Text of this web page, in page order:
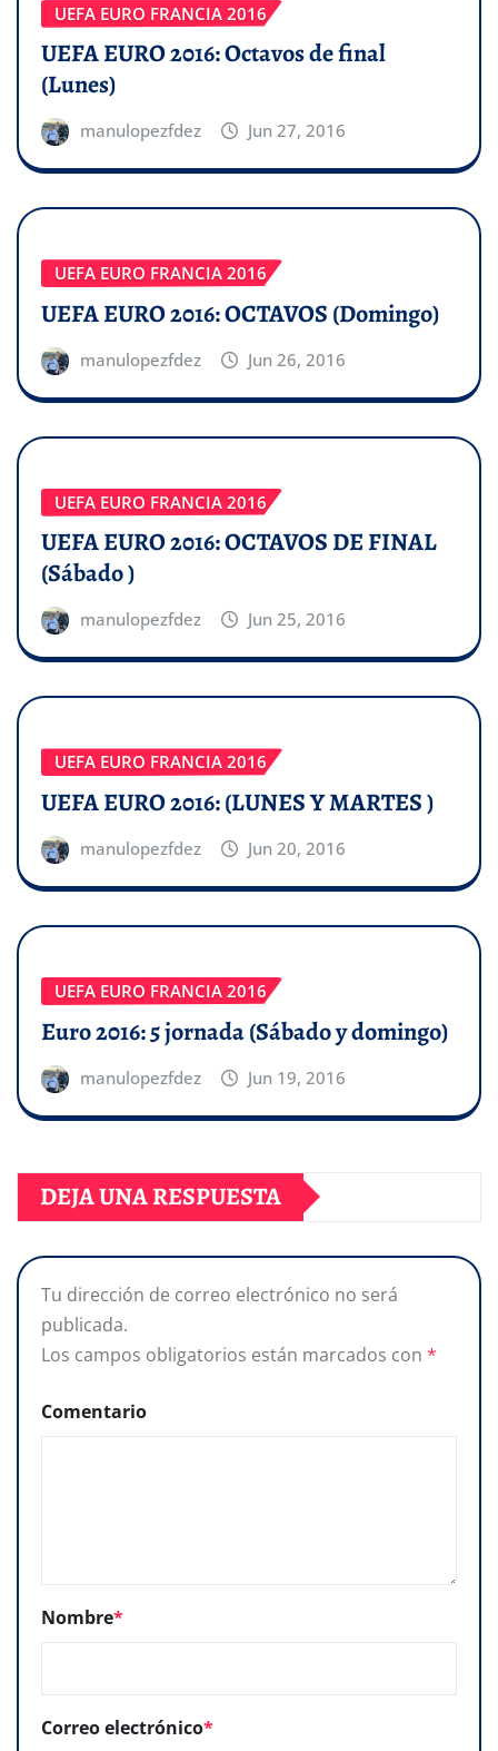
UEFA EURO FRANCIA 2016
UEFA EURO 2016: Octavos de final
(Lunes)
manulopezfdez Jun 27, 2016
UEFA EURO FRANCIA 2016
UEFA EURO 2016: OCTAVOS (Domingo)
manulopezfdez Jun 26, 2016
UEFA EURO FRANCIA 2016
UEFA EURO 2016: OCTAVOS DE FINAL
(Sábado )
manulopezfdez Jun 25, 2016
UEFA EURO FRANCIA 2016
UEFA EURO 2016: (LUNES Y MARTES )
manulopezfdez Jun 20, 2016
UEFA EURO FRANCIA 2016
Euro 2016: 5 jornada (Sábado y domingo)
manulopezfdez Jun 19, 2016
DEJA UNA RESPUESTA
Tu dirección de correo electrónico no será
publicada.
Los campos obligatorios están marcados con *
Comentario
Nombre*
Correo electrónico*